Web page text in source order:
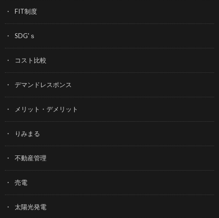
FIT制度
SDG'ｓ
コスト比較
デマンドレスポンス
メリット・デメリット
りみまる
不動産管理
売電
太陽光発電